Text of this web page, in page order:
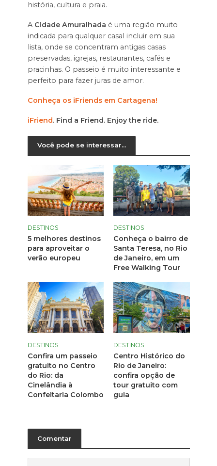
história, cultura e praia.
A Cidade Amuralhada é uma região muito
indicada para qualquer casal incluir em sua
lista, onde se concentram antigas casas
preservadas, igrejas, restaurantes, cafés e
pracinhas. O passeio é muito interessante e
perfeito para fazer juras de amor.
Conheça os iFriends em Cartagena!
iFriend. Find a Friend. Enjoy the ride.
Você pode se interessar...
DESTINOS
5 melhores destinos
para aproveitar o
verão europeu
DESTINOS
Conheça o bairro de
Santa Teresa, no Rio
de Janeiro, em um
Free Walking Tour
DESTINOS
Confira um passeio
gratuito no Centro
do Rio: da
Cinelândia à
Confeitaria Colombo
DESTINOS
Centro Histórico do
Rio de Janeiro:
confira opção de
tour gratuito com
guia
Comentar